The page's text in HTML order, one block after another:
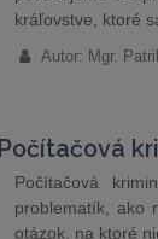
kráľovstve, ktoré
Autor: Mgr.
Počítačová
Počítačová
problematík, ako
otázok, na ktoré